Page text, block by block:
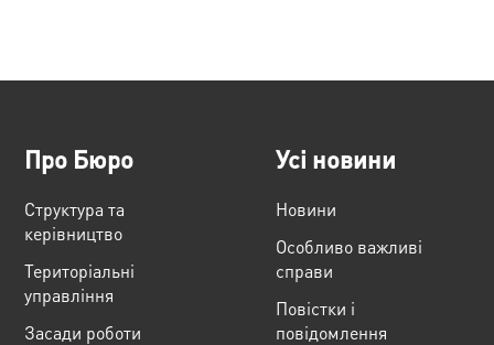
Про Бюро
Структура та
керівництво
Територіальні
управління
Засади роботи
Усі новини
Новини
Особливо важливі
справи
Повістки і
повідомлення